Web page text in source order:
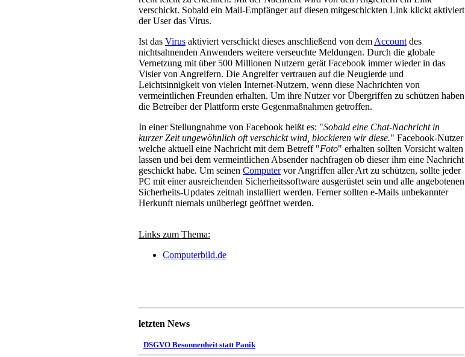
verschickt. Sobald ein Mail-Empfänger auf diesen mitgeschickten Link klickt aktiviert
der User das Virus.
Ist das Virus aktiviert verschickt dieses anschließend von dem Account des
nichtsahnenden Anwenders weitere verseuchte Meldungen. Durch die globale
Vernetzung mit über 500 Millionen Nutzern gerät Facebook immer wieder in das
Visier von Angreifern. Die Angreifer vertrauen auf die Neugierde und
Leichtsinnigkeit von vielen Internet-Nutzern, wenn diese Nachrichten von
vermeintlichen Freunden erhalten. Um ihre Nutzer vor Übergriffen zu schützen haben
die Betreiber der Plattform erste Gegenmaßnahmen getroffen.
In einer Stellungnahme von Facebook heißt es: "Sobald eine Chat-Nachricht in
kurzer Zeit ungewöhnlich oft verschickt wird, blockieren wir diese." Facebook-Nutzer
welche aktuell eine Nachricht mit dem Betreff "Foto" erhalten sollten Vorsicht walten
lassen und bei dem vermeintlichen Absender nachfragen ob dieser ihm eine Nachricht
geschickt habe. Um seinen Computervor Angriffen aller Art zu schützen, sollte jeder
PC mit einer ausreichenden Sicherheitssoftware ausgerüstet sein und alle angebotenen
Sicherheits-Updates zeitnah installiert werden. Ferner sollten e-Mails unbekannter
Herkunft niemals unüberlegt geöffnet werden.
Links zum Thema:
Computerbild.de
letzten News
DSGVO Besonnenheit statt Panik